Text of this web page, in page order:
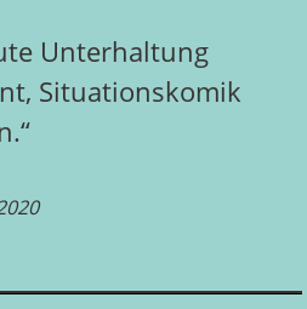
Unterhaltung
Situationskomik